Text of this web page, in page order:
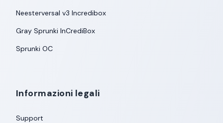
Neesterversal v3 Incredibox
Gray Sprunki InCrediBox
Sprunki OC
Informazioni legali
Support